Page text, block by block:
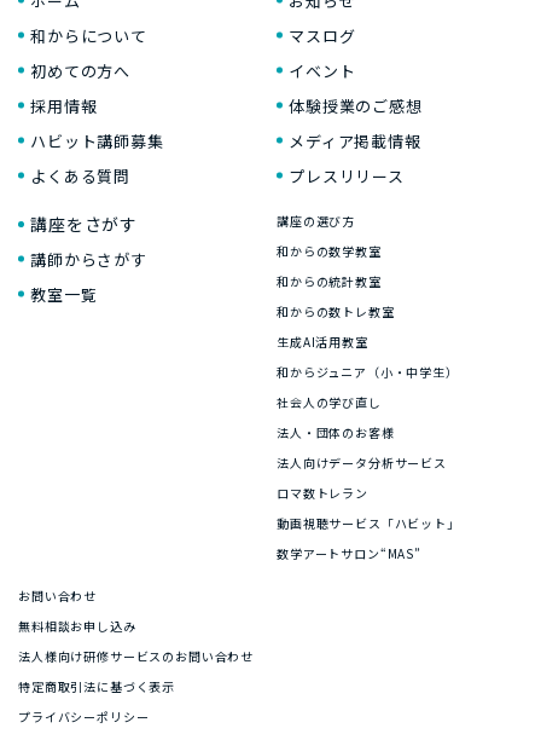
和からについて
初めての方へ
採用情報
ハビット講師募集
よくある質問
マスログ
イベント
体験授業のご感想
メディア掲載情報
プレスリリース
講座をさがす
講師からさがす
教室一覧
講座の選び方
和からの数学教室
和からの統計教室
和からの数トレ教室
生成AI活用教室
和からジュニア（小・中学生）
社会人の学び直し
法人・団体のお客様
法人向けデータ分析サービス
ロマ数トレラン
動画視聴サービス「ハビット」
数学アートサロン“MAS”
お問い合わせ
無料相談お申し込み
法人様向け研修サービスのお問い合わせ
特定商取引法に基づく表示
プライバシーポリシー